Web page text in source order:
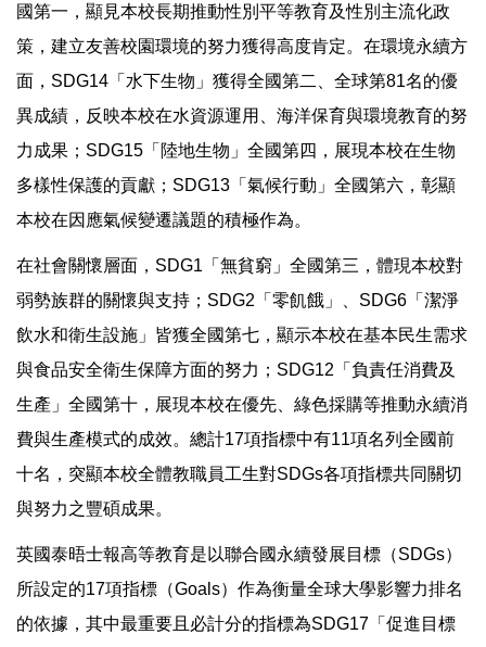
國第一，顯見本校長期推動性別平等教育及性別主流化政
策，建立友善校園環境的努力獲得高度肯定。在環境永續方
面，SDG14「水下生物」獲得全國第二、全球第81名的優
異成績，反映本校在水資源運用、海洋保育與環境教育的努
力成果；SDG15「陸地生物」全國第四，展現本校在生物
多樣性保護的貢獻；SDG13「氣候行動」全國第六，彰顯
本校在因應氣候變遷議題的積極作為。
在社會關懷層面，SDG1「無貧窮」全國第三，體現本校對
弱勢族群的關懷與支持；SDG2「零飢餓」、SDG6「潔淨
飲水和衛生設施」皆獲全國第七，顯示本校在基本民生需求
與食品安全衛生保障方面的努力；SDG12「負責任消費及
生產」全國第十，展現本校在優先、綠色採購等推動永續消
費與生產模式的成效。總計17項指標中有11項名列全國前
十名，突顯本校全體教職員工生對SDGs各項指標共同關切
與努力之豐碩成果。
英國泰晤士報高等教育是以聯合國永續發展目標（SDGs）
所設定的17項指標（Goals）作為衡量全球大學影響力排名
的依據，其中最重要且必計分的指標為SDG17「促進目標